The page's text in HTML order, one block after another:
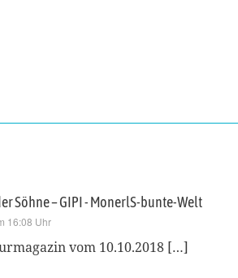
Söhne – GIPI - MonerlS-bunte-Welt
16:08 Uhr
vom 10.10.2018 […]